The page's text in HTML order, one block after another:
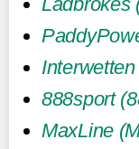
Interwetten
888sport
MaxLine